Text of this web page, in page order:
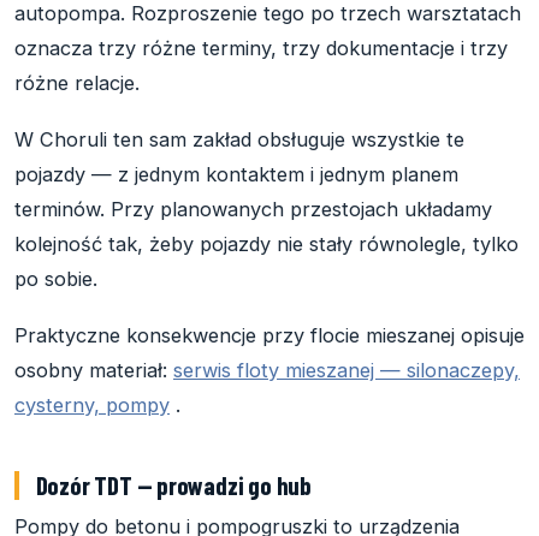
autopompa. Rozproszenie tego po trzech warsztatach
oznacza trzy różne terminy, trzy dokumentacje i trzy
różne relacje.
W Choruli ten sam zakład obsługuje wszystkie te
pojazdy — z jednym kontaktem i jednym planem
terminów. Przy planowanych przestojach układamy
kolejność tak, żeby pojazdy nie stały równolegle, tylko
po sobie.
Praktyczne konsekwencje przy flocie mieszanej opisuje
osobny materiał: serwis floty mieszanej — silonaczepy,
cysterny, pompy .
Dozór TDT — prowadzi go hub
Pompy do betonu i pompogruszki to urządzenia